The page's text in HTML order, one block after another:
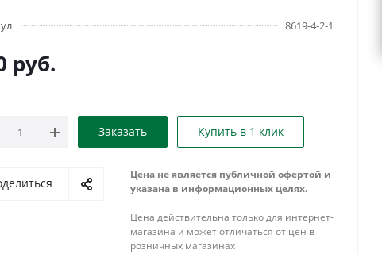
8619-4-2-1
руб.
Заказать Купить в 1 клик
Цена не является публичной офертой и
указана в информационных целях.
Цена действительна только для интернет-
магазина и может отличаться от цен в
розничных магазинах